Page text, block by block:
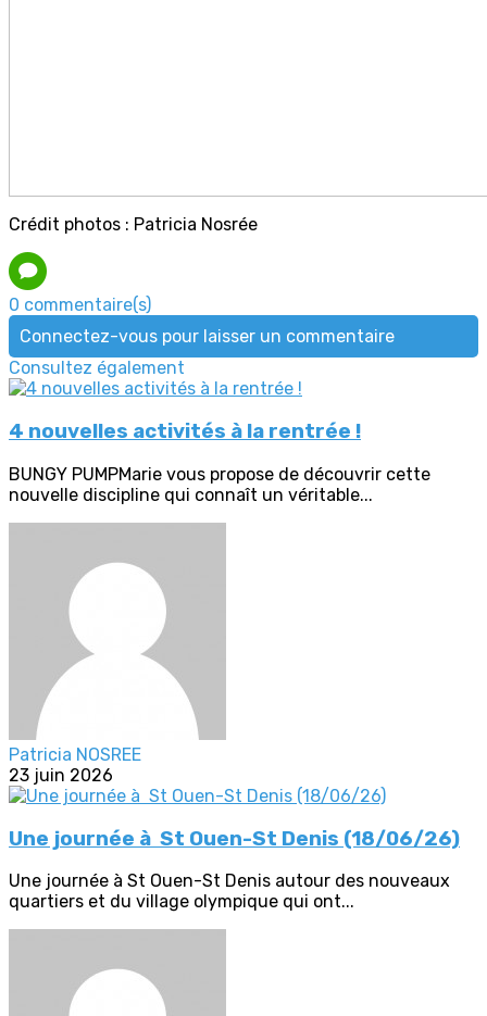
Crédit photos : Patricia Nosrée
0 commentaire(s)
Connectez-vous pour laisser un commentaire
Consultez également
4 nouvelles activités à la rentrée !
BUNGY PUMPMarie vous propose de découvrir cette
nouvelle discipline qui connaît un véritable...
Patricia NOSREE
23 juin 2026
Une journée à St Ouen-St Denis (18/06/26)
Une journée à St Ouen-St Denis autour des nouveaux
quartiers et du village olympique qui ont...